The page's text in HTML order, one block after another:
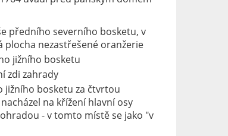
předního severního bosketu, v
plocha nezastřešené oranžerie
jižního bosketu
zdi zahrady
jižního bosketu za čtvrtou
na křížení hlavní osy
- v tomto místě se jako "v